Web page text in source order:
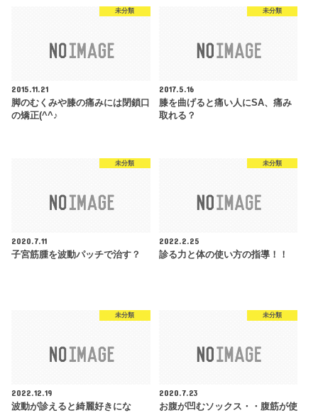
未分類
2015.11.21
脚のむくみや膝の痛みには閉鎖口
の矯正(^^♪
未分類
2017.5.16
膝を曲げると痛い人にSA、痛み
取れる？
未分類
2020.7.11
子宮筋腫を波動パッチで治す？
未分類
2022.2.25
診る力と体の使い方の指導！！
未分類
2022.12.19
波動が診えると綺麗好きにな
未分類
2020.7.23
お腹が凹むソックス・・腹筋が使